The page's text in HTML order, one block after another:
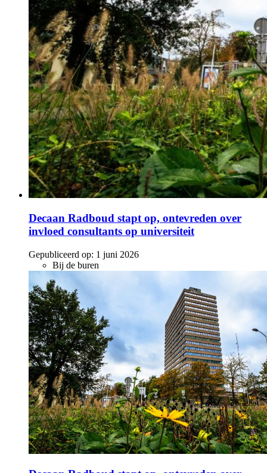
Decaan Radboud stapt op, ontevreden over
invloed consultants op universiteit
Gepubliceerd op: 1 juni 2026
Bij de buren